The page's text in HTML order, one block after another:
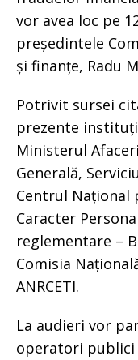
vor avea loc pe
președintele
și finanțe, Radu
Potrivit sursei
prezente
Ministerul
Generală,
Centrul Național
Caracter
reglementare –
Comisia
ANRCETI.
La audieri vor
operatori publici